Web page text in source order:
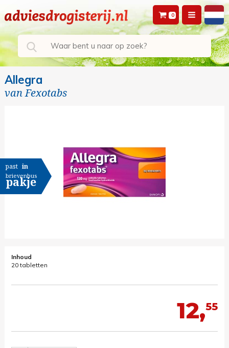
0
Allegra
vanFexotabs
past in
brievenbus
pakje
Inhoud
20 tabletten
12,55